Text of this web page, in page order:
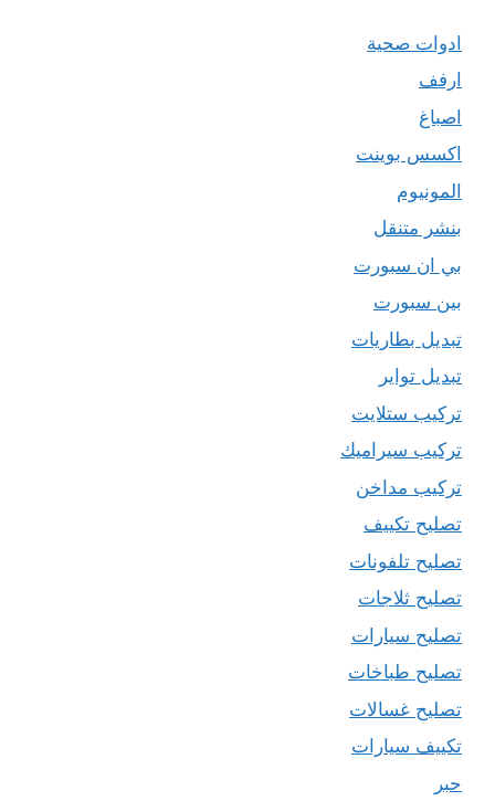
ادوات صحية
ارفف
اصباغ
اكسس بوينت
المونيوم
بنشر متنقل
بي ان سبورت
بين سبورت
تبديل بطاريات
تبديل تواير
تركيب ستلايت
تركيب سيراميك
تركيب مداخن
تصليح تكييف
تصليح تلفونات
تصليح ثلاجات
تصليح سيارات
تصليح طباخات
تصليح غسالات
تكييف سيارات
حبر